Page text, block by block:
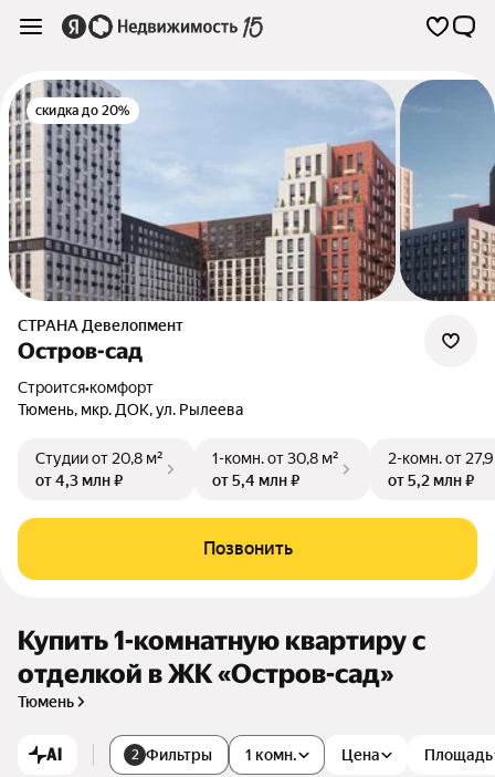
скидка до 20%
СТРАНА Девелопмент
Остров-сад
Строится•комфорт
Тюмень, мкр. ДОК,ул. Рылеева
Студииот 20,8 м²
от 4,3 млн ₽
1-комн.от 30,8 м²
от 5,4 млн ₽
2-комн.от
от 5,2 млн ₽
Позвонить
Купить 1-комнатную квартиру с
отделкой в ЖК «Остров-сад»
Тюмень
AI 2 Фильтры 1 комн. Цена Площадь